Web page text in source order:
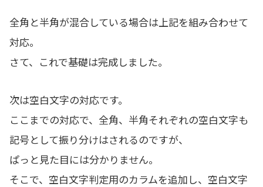
全角と半角が混合している場合は上記を組み合わせて
対応。
さて、これで基礎は完成しました。
次は空白文字の対応です。
ここまでの対応で、全角、半角それぞれの空白文字も
記号として振り分けはされるのですが、
ぱっと見た目には分かりません。
そこで、空白文字判定用のカラムを追加し、空白文字